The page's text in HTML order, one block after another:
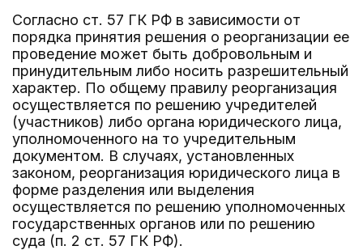
Согласно ст. 57 ГК РФ в зависимости от
порядка принятия решения о реорганизации ее
проведение может быть добровольным и
принудительным либо носить разрешительный
характер. По общему правилу реорганизация
осуществляется по решению учредителей
(участников) либо органа юридического лица,
уполномоченного на то учредительным
документом. В случаях, установленных
законом, реорганизация юридического лица в
форме разделения или выделения
осуществляется по решению уполномоченных
государственных органов или по решению
суда (п. 2 ст. 57 ГК РФ).